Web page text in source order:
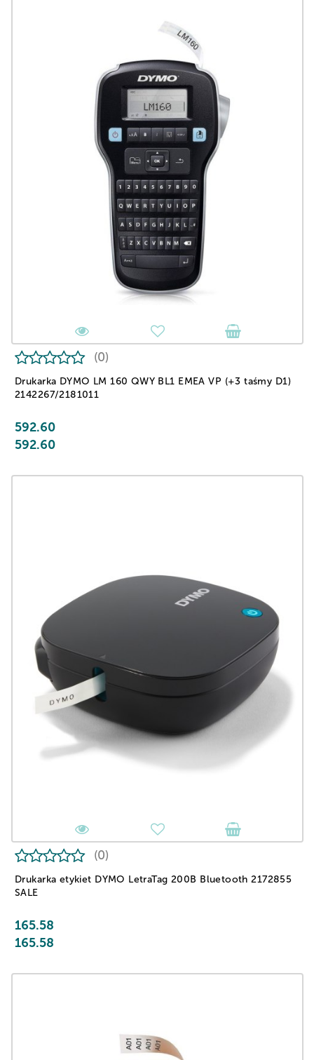
Drukarka DYMO LM 160 QWY BL1 EMEA VP (+3 taśmy D1)
2142267/2181011
(0)
592.60
592.60
Drukarka etykiet DYMO LetraTag 200B Bluetooth 2172855
SALE
(0)
165.58
165.58